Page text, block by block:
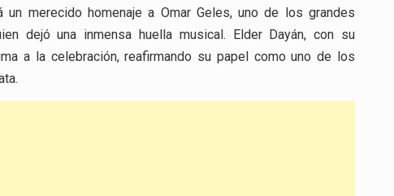
merecido homenaje a Omar Geles, uno de los grandes
dejó una inmensa huella musical. Elder Dayán, con su
a la celebración, reafirmando su papel como uno de los